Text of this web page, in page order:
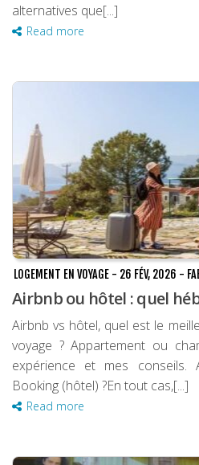
alternatives que[...]
Read more
LOGEMENT EN VOYAGE - 26 FÉV, 2026 -
Airbnb ou hôtel : quel
Airbnb vs hôtel, quel est le
voyage ? Appartement ou
expérience et mes conseils.
Booking (hôtel) ?En tout cas,[...]
Read more